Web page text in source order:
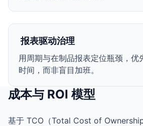
报表驱动治理
用周期与在制品报表定位瓶颈，优
时间，而非盲目加班。
成本与 ROI 模型
基于 TCO（Total Cost of Ownership